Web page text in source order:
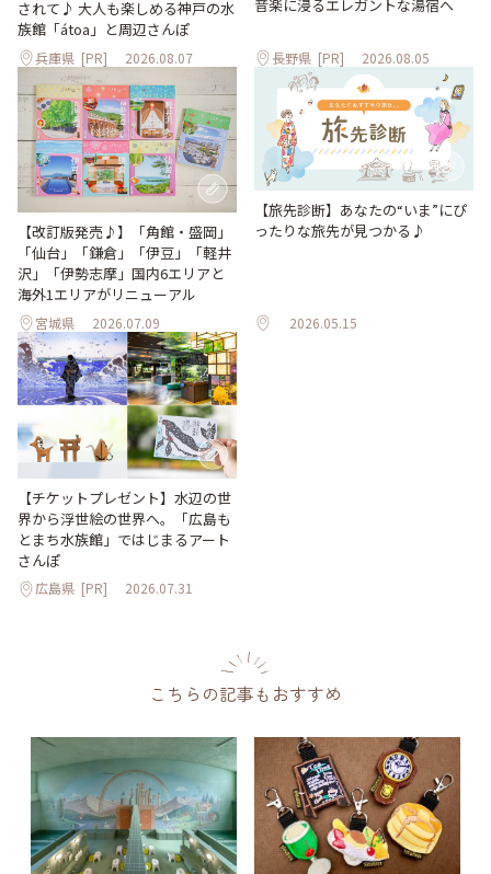
されて♪ 大人も楽しめる神戸の水
族館「átoa」と周辺さんぽ
兵庫県 [PR] 2026.08.07
音楽に浸るエレガントな湯宿へ
長野県 [PR] 2026.08.05
【改訂版発売♪】「角館・盛岡」
「仙台」「鎌倉」「伊豆」「軽井
沢」「伊勢志摩」国内6エリアと
海外1エリアがリニューアル
宮城県 2026.07.09
【旅先診断】あなたの“いま”にぴ
ったりな旅先が見つかる♪
2026.05.15
【チケットプレゼント】水辺の世
界から浮世絵の世界へ。「広島も
とまち水族館」ではじまるアート
さんぽ
広島県 [PR] 2026.07.31
こちらの記事もおすすめ